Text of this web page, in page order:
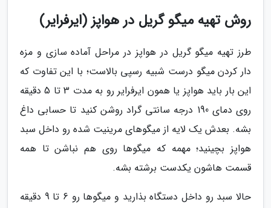
روش تهیه میگو گریل در هواپز (ایرفرایر)
طرز تهیه میگو گریل در هواپز در مراحل آماده سازی و مزه
دار کردن میگو درست شبیه رسپی بالاست؛ با این تفاوت که
این بار باید هواپز یا همون ایرفرایر رو به مدت 3 تا 5 دقیقه
روی دمای 190 درجه سانتی گراد روشن کنید تا حسابی داغ
بشه. بعدش یک لایه از میگوهای مرینیت شده رو داخل سبد
هواپز بچینید؛ مهمه که میگوها روی هم نباشن تا همه
قسمت هاشون یکدست برشته بشه.
حالا سبد رو داخل دستگاه بذارید و میگوها رو 6 تا 9 دقیقه